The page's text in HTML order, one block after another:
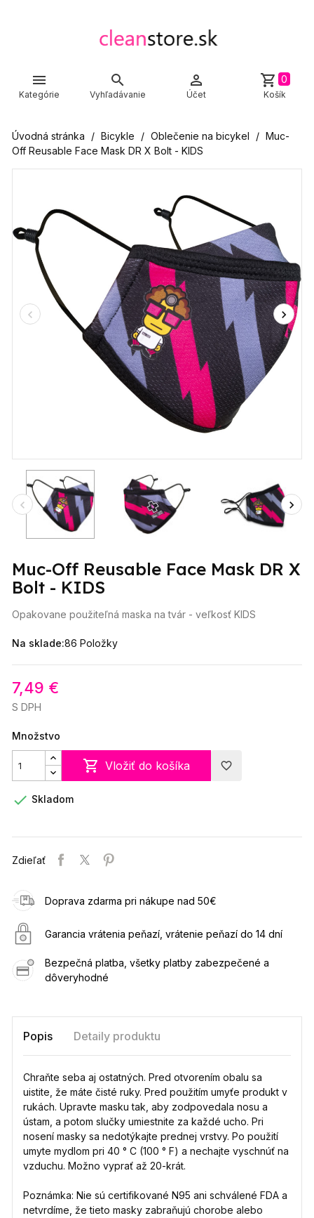

Kategórie

Vyhľadávanie

Účet
shopping_cart 0
Košík
Úvodná stránka Bicykle Oblečenie na bicykel
Muc-
Off Reusable Face Mask DR X Bolt - KIDS
Muc-Off Reusable Face Mask DR X
Bolt - KIDS
Opakovane použiteľná maska na tvár - veľkosť KIDS
Na sklade:86 Položky
7,49 €
S DPH
Množstvo
 Vložiť do košíka favorite_border
 Skladom
Zdieľať
Doprava zdarma pri nákupe nad 50€
Garancia vrátenia peňazí, vrátenie peňazí do 14 dní
Bezpečná platba, všetky platby zabezpečené a
dôveryhodné
Popis Detaily produktu
Chraňte seba aj ostatných. Pred otvorením obalu sa
uistite, že máte čisté ruky. Pred použitím umyťe produkt v
rukách. Upravte masku tak, aby zodpovedala nosu a
ústam, a potom slučky umiestnite za každé ucho. Pri
nosení masky sa nedotýkajte prednej vrstvy. Po použití
umyte mydlom pri 40 ° C (100 ° F) a nechajte vyschnúť na
vzduchu. Možno vyprať až 20-krát.
Poznámka: Nie sú certifikované N95 ani schválené FDA a
netvrdíme, že tieto masky zabraňujú chorobe alebo